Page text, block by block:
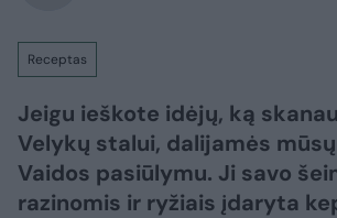
Receptas
Jeigu ieškote idėjų, ką
Velykų stalui, dalijamės
Vaidos pasiūlymu. Ji savo
razinomis ir ryžiais įdaryta